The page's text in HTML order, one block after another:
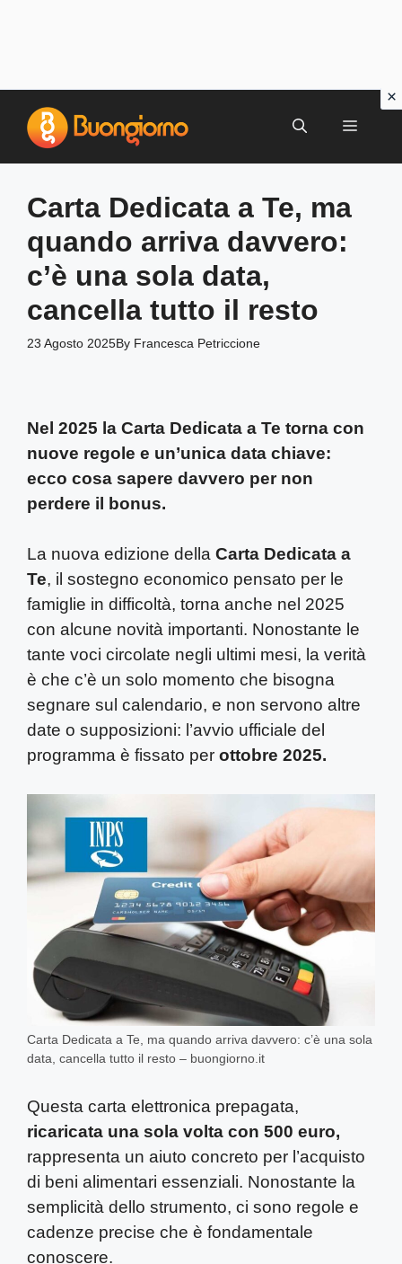
contenuto
MENU
Carta Dedicata a Te, ma
quando arriva davvero:
c’è una sola data,
cancella tutto il resto
23 Agosto 2025By Francesca Petriccione
Nel 2025 la Carta Dedicata a Te torna con
nuove regole e un’unica data chiave:
ecco cosa sapere davvero per non
perdere il bonus.
La nuova edizione della Carta Dedicata a
Te, il sostegno economico pensato per le
famiglie in difficoltà, torna anche nel 2025
con alcune novità importanti. Nonostante le
tante voci circolate negli ultimi mesi, la verità
è che c’è un solo momento che bisogna
segnare sul calendario, e non servono altre
date o supposizioni: l’avvio ufficiale del
programma è fissato per ottobre 2025.
Carta Dedicata a Te, ma quando arriva davvero: c’è una sola
data, cancella tutto il resto – buongiorno.it
Questa carta elettronica prepagata,
ricaricata una sola volta con 500 euro,
rappresenta un aiuto concreto per l’acquisto
di beni alimentari essenziali. Nonostante la
semplicità dello strumento, ci sono regole e
cadenze precise che è fondamentale
conoscere.